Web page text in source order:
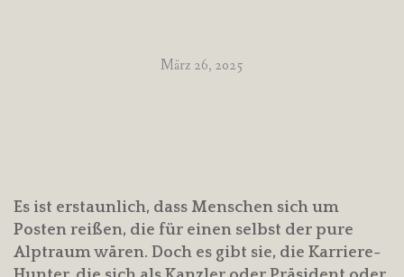
März 26, 2025
Es ist erstaunlich, dass Menschen sich um
Posten reißen, die für einen selbst der pure
Alptraum wären. Doch es gibt sie, die Karriere-